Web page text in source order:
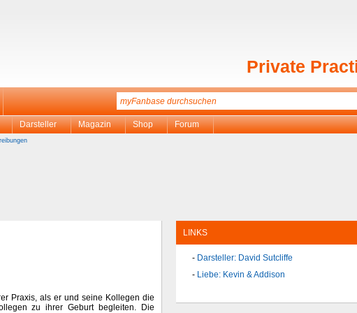
Private
Darsteller Magazin Shop Forum
Praxis, als er und seine Kollegen die
zu ihrer Geburt begleiten. Die
LINKS
Darsteller: David Sutcliffe
Liebe: Kevin & Addison